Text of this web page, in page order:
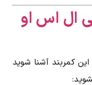
ال اس او
کمربند آشنا شوید